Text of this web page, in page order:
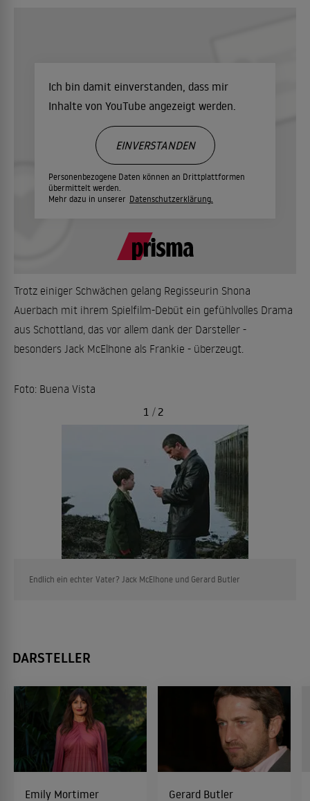
Ich bin damit einverstanden, dass mir
Inhalte von YouTube angezeigt werden.
Personenbezogene Daten können an Drittplattformen
übermittelt werden.
Mehr dazu in unserer Datenschutzerklärung.
EINVERSTANDEN
Trotz einiger Schwächen gelang Regisseurin Shona
Auerbach mit ihrem Spielfilm-Debüt ein gefühlvolles Drama
aus Schottland, das vor allem dank der Darsteller -
besonders Jack McElhone als Frankie - überzeugt.
Foto: Buena Vista
Endlich ein echter Vater? Jack McElhone und Gerard Butler
1 / 2
DARSTELLER
Emily Mortimer Gerard Butler